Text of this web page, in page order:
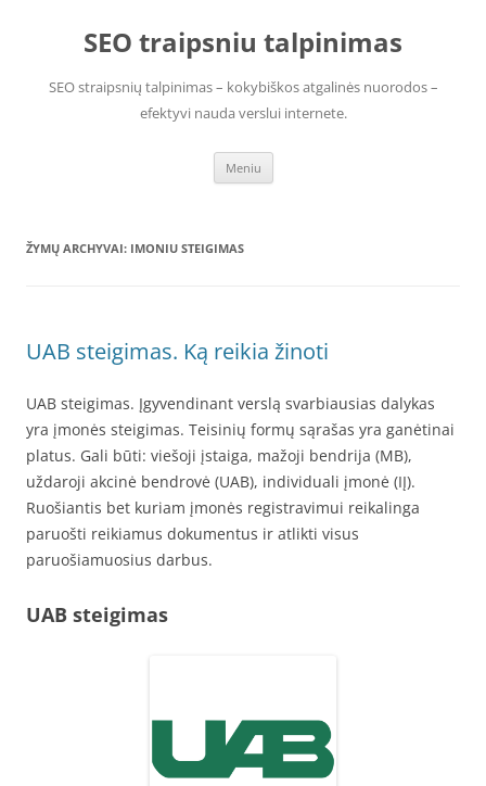
SEO traipsniu talpinimas
SEO straipsnių talpinimas – kokybiškos atgalinės nuorodos –
efektyvi nauda verslui internete.
Meniu
ŽYMŲ ARCHYVAI: IMONIU STEIGIMAS
UAB steigimas. Ką reikia žinoti
UAB steigimas. Įgyvendinant verslą svarbiausias dalykas
yra įmonės steigimas. Teisinių formų sąrašas yra ganėtinai
platus. Gali būti: viešoji įstaiga, mažoji bendrija (MB),
uždaroji akcinė bendrovė (UAB), individuali įmonė (IĮ).
Ruošiantis bet kuriam įmonės registravimui reikalinga
paruošti reikiamus dokumentus ir atlikti visus
paruošiamuosius darbus.
UAB steigimas